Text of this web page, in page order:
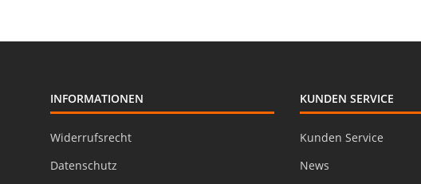
INFORMATIONEN
Widerrufsrecht
Datenschutz
KUNDEN SERVICE
Kunden Service
News